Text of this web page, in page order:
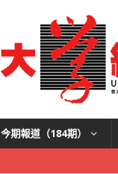
今期報道（184期）